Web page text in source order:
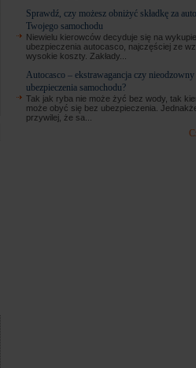
Sprawdź, czy możesz obniżyć składkę za
Twojego samochodu
Niewielu kierowców decyduje się na
ubezpieczenia autocasco, najczęściej ze
wysokie koszty. Zakłady...
Autocasco – ekstrawagancja czy nieodzowny
ubezpieczenia samochodu?
Tak jak ryba nie może żyć bez wody, tak
może obyć się bez ubezpieczenia.
przywilej, że sa...